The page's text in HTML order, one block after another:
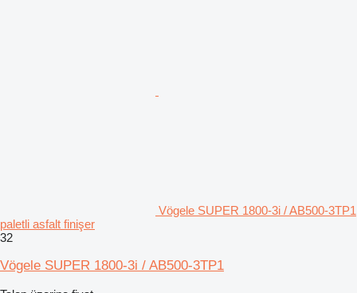
Vögele SUPER 1800-3i / AB500-3TP1
paletli asfalt finişer
32
Vögele SUPER 1800-3i / AB500-3TP1